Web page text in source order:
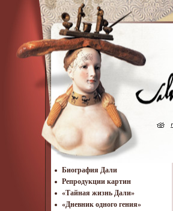
Биография Дали
Репродукции картин
«Тайная жизнь Дали»
«Дневник одного гения»